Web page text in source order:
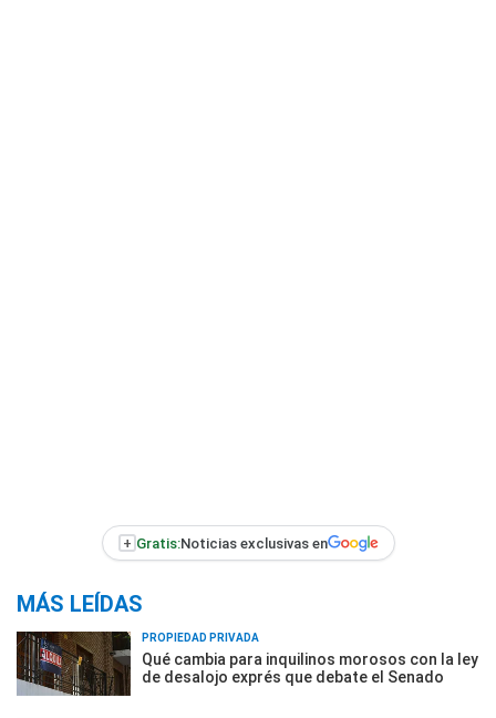
+ Gratis:Noticias exclusivas en
MÁS LEÍDAS
PROPIEDAD PRIVADA
Qué cambia para inquilinos morosos con la ley
de desalojo exprés que debate el Senado